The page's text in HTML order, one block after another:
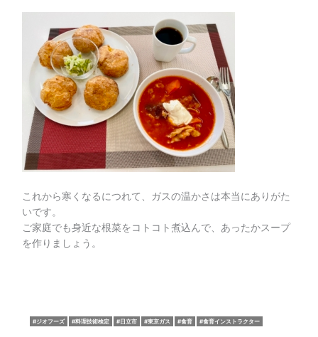
これから寒くなるにつれて、ガスの温かさは本当にありがた
いです。
ご家庭でも身近な根菜をコトコト煮込んで、あったかスープ
を作りましょう。
ジオフーズ 料理技術検定 日立市 東京ガス 食育 食育インストラクター